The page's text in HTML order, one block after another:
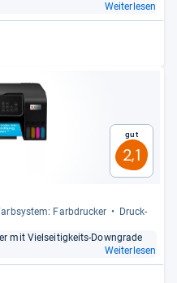
Weiterlesen
Gut
2,1
Farb­dru­cker
Druck­
mit Viel­sei­tig­keits-​Dow­n­grade
Weiterlesen